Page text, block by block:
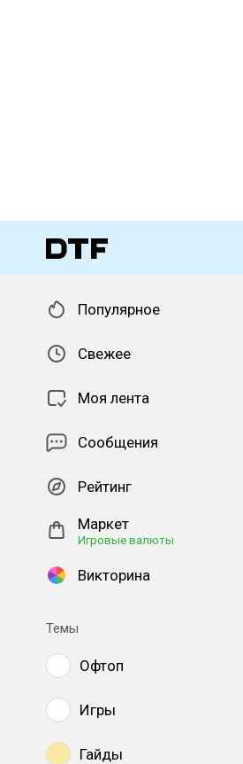
Популярное
Свежее
Моя лента
Сообщения
Рейтинг
Маркет
Игровые валюты
Викторина
Темы
Офтоп
Игры
Гайды